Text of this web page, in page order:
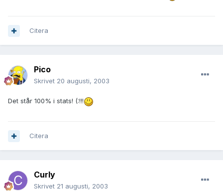
Citera
Pico
Skrivet 20 augusti, 2003
Det står 100% i stats! (:!!!
Citera
Curly
Skrivet 21 augusti, 2003